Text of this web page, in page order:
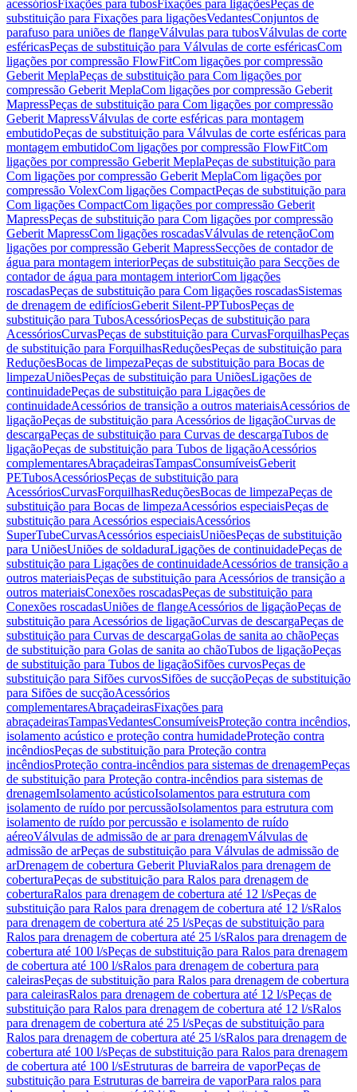
acessóriosFixações para tubosFixações para ligaçõesPeças de
substituição para Fixações para ligaçõesVedantesConjuntos de
parafuso para uniões de flangeVálvulas para tubosVálvulas de corte
esféricasPeças de substituição para Válvulas de corte esféricasCom
ligações por compressão FlowFitCom ligações por compressão
Geberit MeplaPeças de substituição para Com ligações por
compressão Geberit MeplaCom ligações por compressão Geberit
MapressPeças de substituição para Com ligações por compressão
Geberit MapressVálvulas de corte esféricas para montagem
embutidoPeças de substituição para Válvulas de corte esféricas para
montagem embutidoCom ligações por compressão FlowFitCom
ligações por compressão Geberit MeplaPeças de substituição para
Com ligações por compressão Geberit MeplaCom ligações por
compressão VolexCom ligações CompactPeças de substituição para
Com ligações CompactCom ligações por compressão Geberit
MapressPeças de substituição para Com ligações por compressão
Geberit MapressCom ligações roscadasVálvulas de retençãoCom
ligações por compressão Geberit MapressSecções de contador de
água para montagem interiorPeças de substituição para Secções de
contador de água para montagem interiorCom ligações
roscadasPeças de substituição para Com ligações roscadasSistemas
de drenagem de edifíciosGeberit Silent-PPTubosPeças de
substituição para TubosAcessóriosPeças de substituição para
AcessóriosCurvasPeças de substituição para CurvasForquilhasPeças
de substituição para ForquilhasReduçõesPeças de substituição para
ReduçõesBocas de limpezaPeças de substituição para Bocas de
limpezaUniõesPeças de substituição para UniõesLigações de
continuidadePeças de substituição para Ligações de
continuidadeAcessórios de transição a outros materiaisAcessórios de
ligaçãoPeças de substituição para Acessórios de ligaçãoCurvas de
descargaPeças de substituição para Curvas de descargaTubos de
ligaçãoPeças de substituição para Tubos de ligaçãoAcessórios
complementaresAbraçadeirasTampasConsumíveisGeberit
PETubosAcessóriosPeças de substituição para
AcessóriosCurvasForquilhasReduçõesBocas de limpezaPeças de
substituição para Bocas de limpezaAcessórios especiaisPeças de
substituição para Acessórios especiaisAcessórios
SuperTubeCurvasAcessórios especiaisUniõesPeças de substituição
para UniõesUniões de soldaduraLigações de continuidadePeças de
substituição para Ligações de continuidadeAcessórios de transição a
outros materiaisPeças de substituição para Acessórios de transição a
outros materiaisConexões roscadasPeças de substituição para
Conexões roscadasUniões de flangeAcessórios de ligaçãoPeças de
substituição para Acessórios de ligaçãoCurvas de descargaPeças de
substituição para Curvas de descargaGolas de sanita ao chãoPeças
de substituição para Golas de sanita ao chãoTubos de ligaçãoPeças
de substituição para Tubos de ligaçãoSifões curvosPeças de
substituição para Sifões curvosSifões de sucçãoPeças de substituição
para Sifões de sucçãoAcessórios
complementaresAbraçadeirasFixações para
abraçadeirasTampasVedantesConsumíveisProteção contra incêndios,
isolamento acústico e proteção contra humidadeProteção contra
incêndiosPeças de substituição para Proteção contra
incêndiosProteção contra-incêndios para sistemas de drenagemPeças
de substituição para Proteção contra-incêndios para sistemas de
drenagemIsolamento acústicoIsolamentos para estrutura com
isolamento de ruído por percussãoIsolamentos para estrutura com
isolamento de ruído por percussão e isolamento de ruído
aéreoVálvulas de admissão de ar para drenagemVálvulas de
admissão de arPeças de substituição para Válvulas de admissão de
arDrenagem de cobertura Geberit PluviaRalos para drenagem de
coberturaPeças de substituição para Ralos para drenagem de
coberturaRalos para drenagem de cobertura até 12 l/sPeças de
substituição para Ralos para drenagem de cobertura até 12 l/sRalos
para drenagem de cobertura até 25 l/sPeças de substituição para
Ralos para drenagem de cobertura até 25 l/sRalos para drenagem de
cobertura até 100 l/sPeças de substituição para Ralos para drenagem
de cobertura até 100 l/sRalos para drenagem de cobertura para
caleirasPeças de substituição para Ralos para drenagem de cobertura
para caleirasRalos para drenagem de cobertura até 12 l/sPeças de
substituição para Ralos para drenagem de cobertura até 12 l/sRalos
para drenagem de cobertura até 25 l/sPeças de substituição para
Ralos para drenagem de cobertura até 25 l/sRalos para drenagem de
cobertura até 100 l/sPeças de substituição para Ralos para drenagem
de cobertura até 100 l/sEstruturas de barreira de vaporPeças de
substituição para Estruturas de barreira de vaporPara ralos para